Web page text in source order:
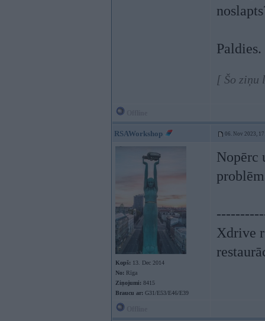
Paldies.
[ Šo ziņu
RSAWorkshop 06. Nov 2023,
Kopš: 13. Dec 2014
No: Rīga
Ziņojumi: 8415
Braucu ar: G31/E53/E46/E39
Nopērc
Xdrive